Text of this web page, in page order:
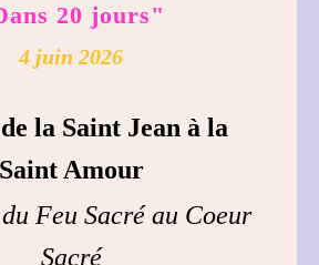
20 jours"
4 juin 2026
la Saint Jean à la
Saint Amour
Feu Sacré au Coeur
Sacré